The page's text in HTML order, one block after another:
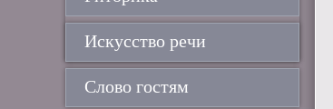
Искусство речи
Слово гостям